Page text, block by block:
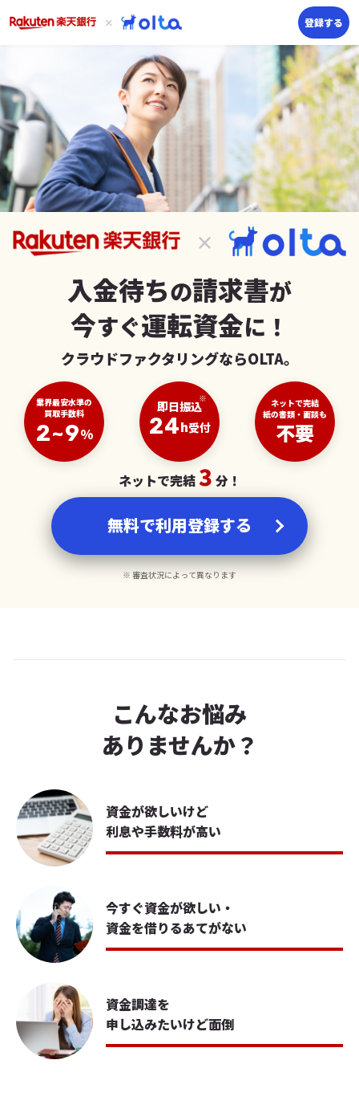
登録する
入金待ちの請求書が
今すぐ運転資金に！
クラウドファクタリングならOLTA。
業界最安水準の
買取手数料
2~9%
即日振込
※
24h受付
ネットで完結
紙の書類・面談も
不要
ネットで完結3 分！
無料で利用登録する
※ 審査状況によって異なります
こんなお悩み
ありませんか？
資金が欲しいけど
利息や手数料が高い
今すぐ資金が欲しい・
資金を借りるあてがない
資金調達を
申し込みたいけど面倒